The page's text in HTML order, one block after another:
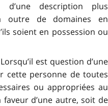
description plus
outre de domaines en
soient en possession ou
est question d’une
cette personne de toutes
ou appropriées au
d’une autre, soit de